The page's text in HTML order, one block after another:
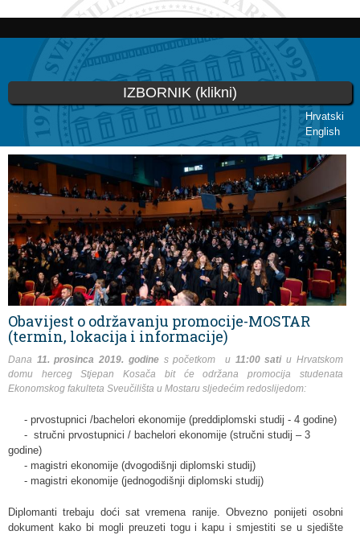
Skoči
glavni
sadržaj
Hrvatski
English
IZBORNIK (klikni)
Vi ste ovdje
Obavijest o održavanju promocije-MOSTAR
(termin, lokacija i informacije)
Dana 11. prosinca 2019. godines početkom u 11:00 satiu Hrvatskom
domu herceg Stjepan Kosača bit će održana promocija studenata
Ekonomskog fakulteta Sveučilišta u Mostaru sljedećim redoslijedom:
- prvostupnici /bachelori ekonomije (preddiplomski studij - 4 godine)
- stručni prvostupnici / bachelori ekonomije (stručni studij – 3
godine)
- magistri ekonomije (dvogodišnji diplomski studij)
- magistri ekonomije (jednogodišnji diplomski studij)
Diplomanti trebaju doći sat vremena ranije. Obvezno ponijeti osobni
dokument kako bi mogli preuzeti togu i kapu i smjestiti se u sjedište